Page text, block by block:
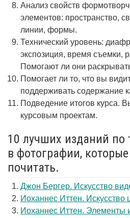
Анализ свойств
элементов: пространство,
линии, формы.
Технический уровень:
экспозиция, время съемки,
Помогают ли они
Помогает ли то, что вы
поддерживать содержание
Подведение итогов курса.
курсовым проектам.
10 лучших изданий по
в фотографии,
почитать.
Джон Бергер. Искусство
Иоханнес Иттен. Искусство
Иоханнес Иттен. Элементы